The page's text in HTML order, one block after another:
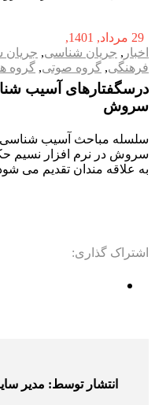
29 مرداد, 1401
اخبار , جریان شناسی, جریان
فرهنگی, گروه صوتی, گروه
درسگفتارهای آسیب
سروش
سلسله مباحث آسیب شناسی
به علاقه مندان تقدیم می
اشتراک گذاری:
انتشار توسط: مدیر